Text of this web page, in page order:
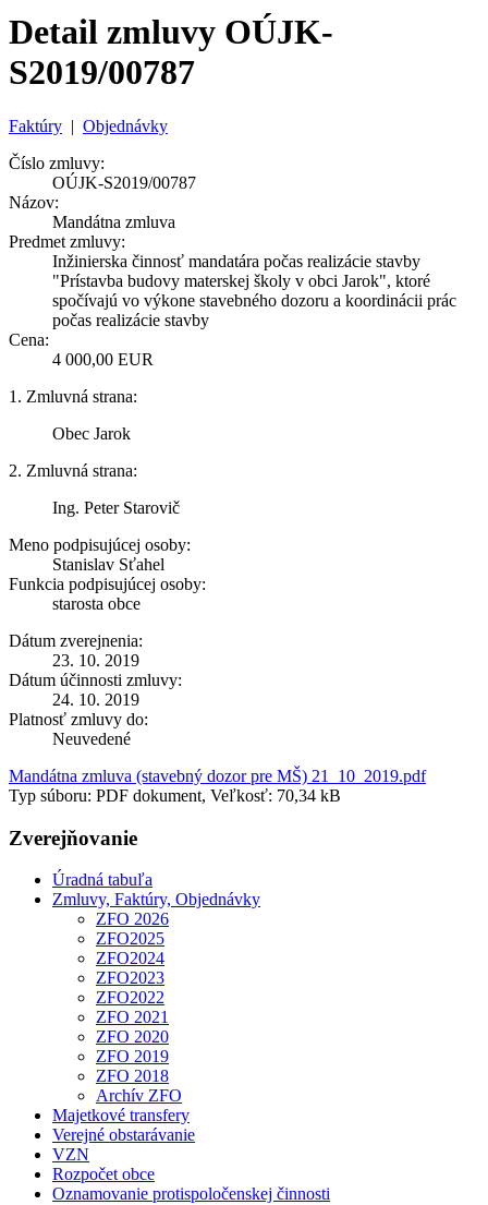
Detail zmluvy OÚJK-
S2019/00787
Faktúry | Objednávky
Číslo zmluvy:
OÚJK-S2019/00787
Názov:
Mandátna zmluva
Predmet zmluvy:
Inžinierska činnosť mandatára počas realizácie stavby
"Prístavba budovy materskej školy v obci Jarok", ktoré
spočívajú vo výkone stavebného dozoru a koordinácii prác
počas realizácie stavby
Cena:
4 000,00 EUR
1. Zmluvná strana:
Obec Jarok
2. Zmluvná strana:
Ing. Peter Starovič
Meno podpisujúcej osoby:
Stanislav Sťahel
Funkcia podpisujúcej osoby:
starosta obce
Dátum zverejnenia:
23. 10. 2019
Dátum účinnosti zmluvy:
24. 10. 2019
Platnosť zmluvy do:
Neuvedené
Mandátna zmluva (stavebný dozor pre MŠ) 21_10_2019.pdf
Typ súboru: PDF dokument, Veľkosť: 70,34 kB
Zverejňovanie
Úradná tabuľa
Zmluvy, Faktúry, Objednávky
ZFO 2026
ZFO2025
ZFO2024
ZFO2023
ZFO2022
ZFO 2021
ZFO 2020
ZFO 2019
ZFO 2018
Archív ZFO
Majetkové transfery
Verejné obstarávanie
VZN
Rozpočet obce
Oznamovanie protispoločenskej činnosti